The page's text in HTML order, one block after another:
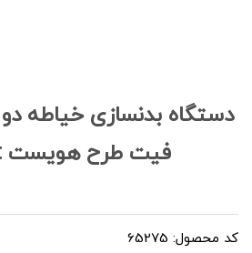
فیت طرح هویست Iron fit
کد محصول: 65275